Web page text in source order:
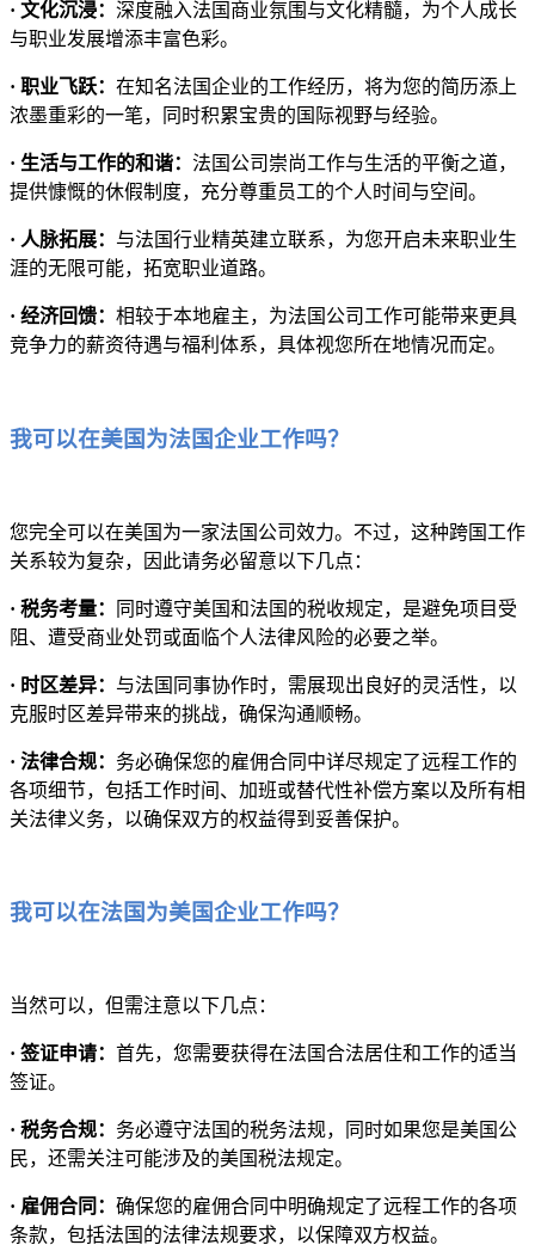
· 文化沉浸： 深度融入法国商业氛围与文化精髓，为个人成长
与职业发展增添丰富色彩。
· 职业飞跃： 在知名法国企业的工作经历，将为您的简历添上
浓墨重彩的一笔，同时积累宝贵的国际视野与经验。
· 生活与工作的和谐： 法国公司崇尚工作与生活的平衡之道，
提供慷慨的休假制度，充分尊重员工的个人时间与空间。
· 人脉拓展： 与法国行业精英建立联系，为您开启未来职业生
涯的无限可能，拓宽职业道路。
· 经济回馈： 相较于本地雇主，为法国公司工作可能带来更具
竞争力的薪资待遇与福利体系，具体视您所在地情况而定。
我可以在美国为法国企业工作吗？
您完全可以在美国为一家法国公司效力。不过，这种跨国工作
关系较为复杂，因此请务必留意以下几点：
· 税务考量：
同时遵守美国和法国的税收规定，是避免项目受
阻、遭受商业处罚或面临个人法律风险的必要之举。
· 时区差异： 与法国同事协作时，需展现出良好的灵活性，以
克服时区差异带来的挑战，确保沟通顺畅。
· 法律合规： 务必确保您的雇佣合同中详尽规定了远程工作的
各项细节，包括工作时间、加班或替代性补偿方案以及所有相
关法律义务，以确保双方的权益得到妥善保护。
我可以在法国为美国企业工作吗？
当然可以，但需注意以下几点：
· 签证申请： 首先，您需要获得在法国合法居住和工作的适当
签证。
· 税务合规： 务必遵守法国的税务法规，同时如果您是美国公
民，还需关注可能涉及的美国税法规定。
· 雇佣合同： 确保您的雇佣合同中明确规定了远程工作的各项
条款，包括法国的法律法规要求，以保障双方权益。